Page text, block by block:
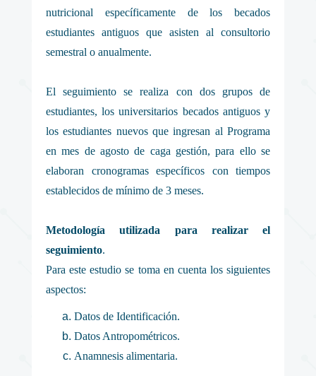
nutricional específicamente de los becados
estudiantes antiguos que asisten al consultorio
semestral o anualmente.
El seguimiento se realiza con dos grupos de
estudiantes, los universitarios becados antiguos y
los estudiantes nuevos que ingresan al Programa
en mes de agosto de caga gestión, para ello se
elaboran cronogramas específicos con tiempos
establecidos de mínimo de 3 meses.
Metodología utilizada para realizar el
seguimiento.
Para este estudio se toma en cuenta los siguientes
aspectos:
Datos de Identificación.
Datos Antropométricos.
Anamnesis alimentaria.